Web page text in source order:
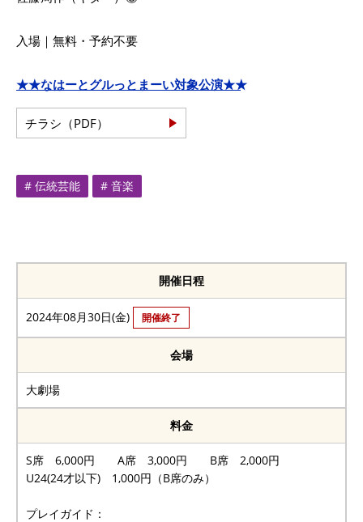
入場｜無料・予約不要
★★なはーとグルっとまーい対象公演★★
チラシ（PDF）
# 伝統芸能 # 音楽
開催日程
2024年08月30日(金) 開催終了
会場
大劇場
料金
S席 6,000円 A席 3,000円 B席 2,000円
U24(24才以下) 1,000円（B席のみ）
プレイガイド：